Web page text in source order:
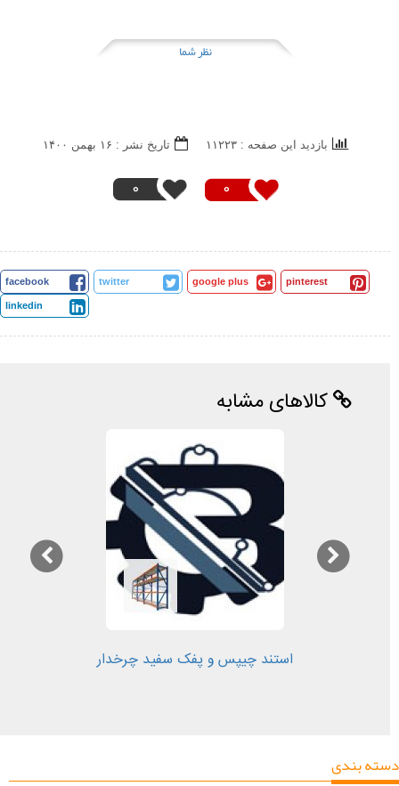
نظر شما
0
0
بازدید این صفحه : ۱۱۲۲۳ تاریخ نشر : ۱۶ بهمن ۱۴۰۰
facebook twitter google plus pinterest
linkedin
کالاهای مشابه
استند چیپس و پفک سفید چرخدار
دسته بندی